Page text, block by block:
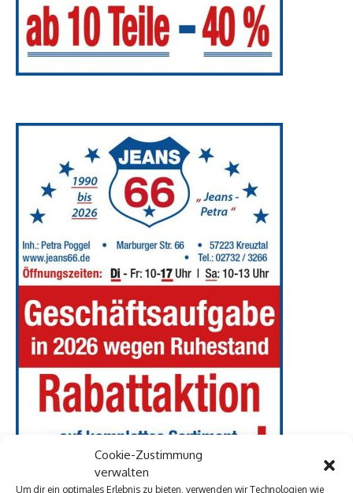
Cookie-Zustimmung
verwalten
Um dir ein optimales Erlebnis zu bieten, verwenden wir Technologien wie